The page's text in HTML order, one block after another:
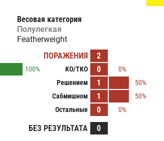
Весовая категория
Полулегкая
Featherweight
100%
ПОРАЖЕНИЯ 2
KO/TKO 0
0%
Решением
1
50%
Сабмишном
1
50%
Остальные
0 0%
БЕЗ РЕЗУЛЬТАТА 0